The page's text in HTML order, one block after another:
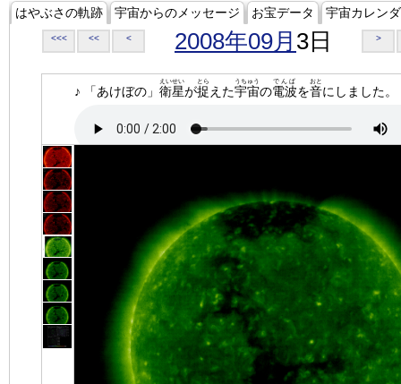
はやぶさの軌跡 宇宙からのメッセージ お宝データ 宇宙カレン
<<< << < 2008年09月 3日 >
♪ 「あけぼの」 衛星
えいせい
が捉
とら
えた宇宙
うちゅう
の電波
でんぱ
を音
おと
にしました。